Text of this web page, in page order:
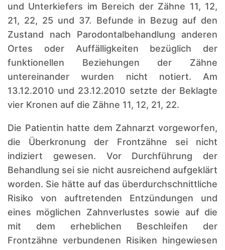
und Unterkiefers im Bereich der Zähne 11, 12,
21, 22, 25 und 37. Befunde in Bezug auf den
Zustand nach Parodontalbehandlung anderen
Ortes oder Auffälligkeiten bezüglich der
funktionellen Beziehungen der Zähne
untereinander wurden nicht notiert. Am
13.12.2010 und 23.12.2010 setzte der Beklagte
vier Kronen auf die Zähne 11, 12, 21, 22.
Die Patientin hatte dem Zahnarzt vorgeworfen,
die Überkronung der Frontzähne sei nicht
indiziert gewesen. Vor Durchführung der
Behandlung sei sie nicht ausreichend aufgeklärt
worden. Sie hätte auf das überdurchschnittliche
Risiko von auftretenden Entzündungen und
eines möglichen Zahnverlustes sowie auf die
mit dem erheblichen Beschleifen der
Frontzähne verbundenen Risiken hingewiesen